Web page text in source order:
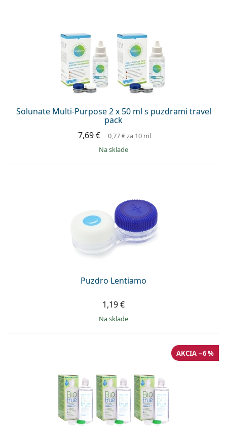
Solunate Multi-Purpose 2 x 50 ml s puzdrami travel
pack
7,69 €
0,77 €za 10 ml
na sklade
Puzdro Lentiamo
1,19 €
na sklade
AKCIA −6 %